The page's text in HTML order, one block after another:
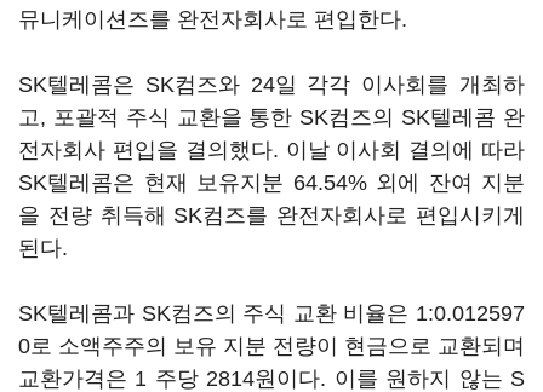
뮤니케이션즈를 완전자회사로 편입한다.
SK텔레콤은 SK컴즈와 24일 각각 이사회를 개최하
고, 포괄적 주식 교환을 통한 SK컴즈의 SK텔레콤 완
전자회사 편입을 결의했다. 이날 이사회 결의에 따라
SK텔레콤은 현재 보유지분 64.54% 외에 잔여 지분
을 전량 취득해 SK컴즈를 완전자회사로 편입시키게
된다.
SK텔레콤과 SK컴즈의 주식 교환 비율은 1:0.012597
0로 소액주주의 보유 지분 전량이 현금으로 교환되며
교환가격은 1 주당 2814원이다. 이를 원하지 않는 S